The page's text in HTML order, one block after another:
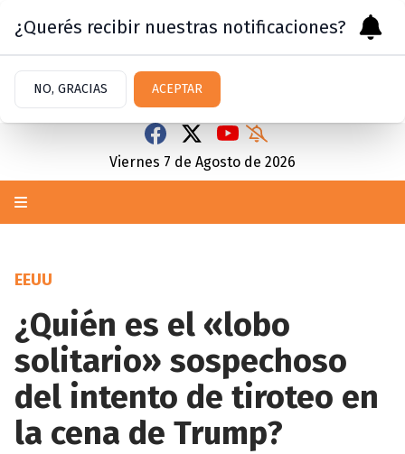
Viernes 7 de Agosto de 2026
EEUU
¿Quién es el «lobo
solitario» sospechoso
del intento de tiroteo en
la cena de Trump?
¿Querés recibir nuestras notificaciones?
NO, GRACIAS ACEPTAR